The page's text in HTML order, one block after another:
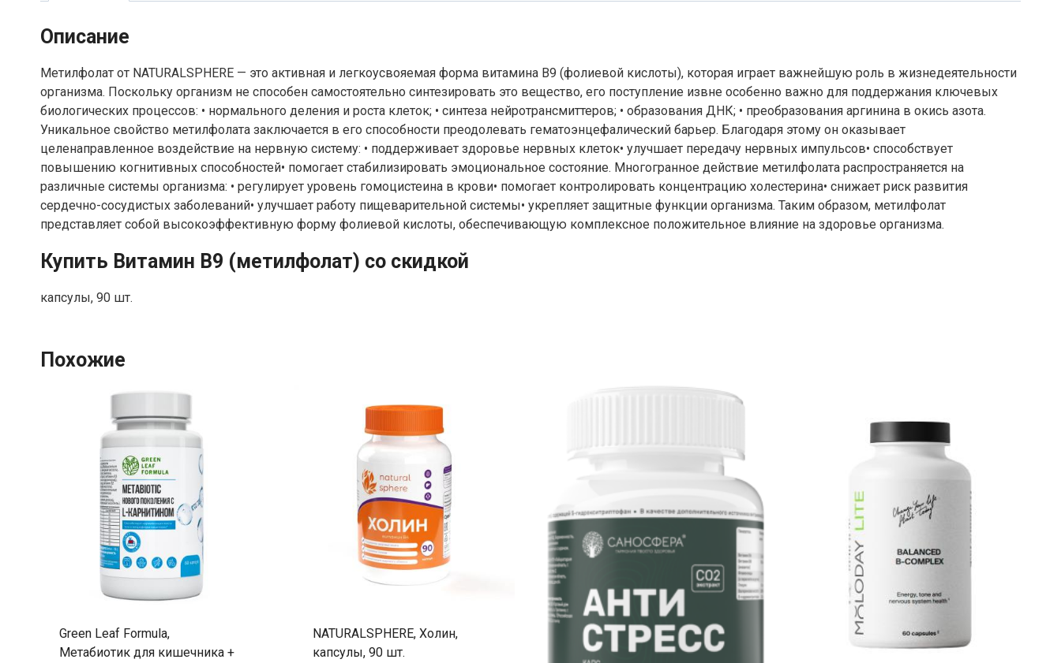
Описание
Метилфолат от NATURALSPHERE — это активная и легкоусвояемая форма витамина B9 (фолиевой кислоты), которая играет важнейшую роль в жизнедеятельности
организма. Поскольку организм не способен самостоятельно синтезировать это вещество, его поступление извне особенно важно для поддержания ключевых
биологических процессов: • нормального деления и роста клеток; • синтеза нейротрансмиттеров; • образования ДНК; • преобразования аргинина в окись азота.
Уникальное свойство метилфолата заключается в его способности преодолевать гематоэнцефалический барьер. Благодаря этому он оказывает
целенаправленное воздействие на нервную систему: • поддерживает здоровье нервных клеток• улучшает передачу нервных импульсов• способствует
повышению когнитивных способностей• помогает стабилизировать эмоциональное состояние. Многогранное действие метилфолата распространяется на
различные системы организма: • регулирует уровень гомоцистеина в крови• помогает контролировать концентрацию холестерина• снижает риск развития
сердечно-сосудистых заболеваний• улучшает работу пищеварительной системы• укрепляет защитные функции организма. Таким образом, метилфолат
представляет собой высокоэффективную форму фолиевой кислоты, обеспечивающую комплексное положительное влияние на здоровье организма.
Купить Витамин B9 (метилфолат) со скидкой
капсулы, 90 шт.
Похожие
Green Leaf Formula,
Метабиотик для кишечника +
NATURALSPHERE, Холин,
капсулы, 90 шт.